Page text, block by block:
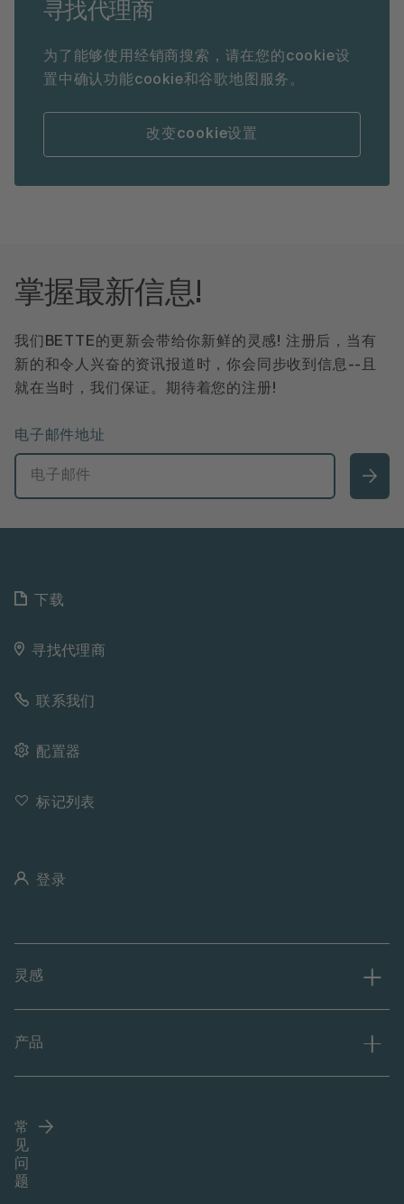
寻找代理商
为了能够使用经销商搜索，请在您的cookie设
置中确认功能cookie和谷歌地图服务。
改变cookie设置
掌握最新信息!
我们BETTE的更新会带给你新鲜的灵感! 注册后，当有
新的和令人兴奋的资讯报道时，你会同步收到信息--且
就在当时，我们保证。期待着您的注册!
电子邮件地址
下载
寻找代理商
联系我们
配置器
标记列表
登录
灵感
产品
常
见
问
题